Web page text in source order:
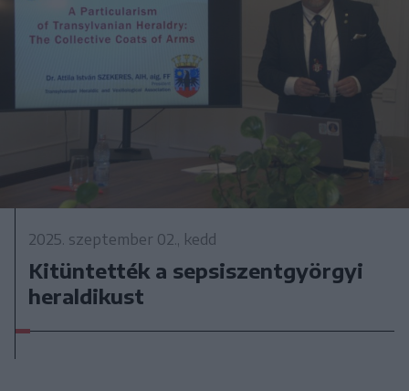
2025. szeptember 02., kedd
Kitüntették a sepsiszentgyörgyi
heraldikust